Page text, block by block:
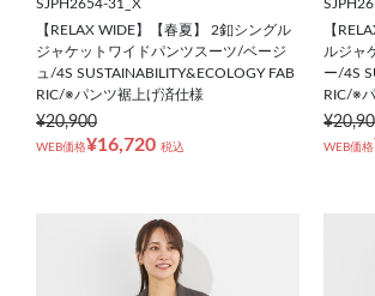
SJPH2654-31_X
【RELAX WIDE】【春夏】 2釦シングル
ジャケットワイドパンツスーツ/ベージ
ュ/4S SUSTAINABILITY&ECOLOGY FAB
RIC/※パンツ裾上げ済仕様
¥20,900
WEB価格¥16,720 税込
【
ルジャ
ー/4S
RIC/※
WEB価格